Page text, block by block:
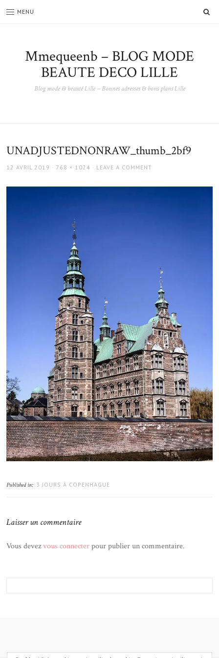
MENU
Mmequeenb – BLOG MODE
BEAUTE DECO LILLE
Blog mode & beauté Lille – Bonnes adresses & bons plans Lille
UNADJUSTEDNONRAW_thumb_2bf9
POSTED
12 AVRIL 2019
FULL
768 × 1024 LEAVE A COMMENT
Published in: 3 JOURS À COPENHAGUE
Laisser un commentaire
Vous devezvous connecterpour publier un commentaire.